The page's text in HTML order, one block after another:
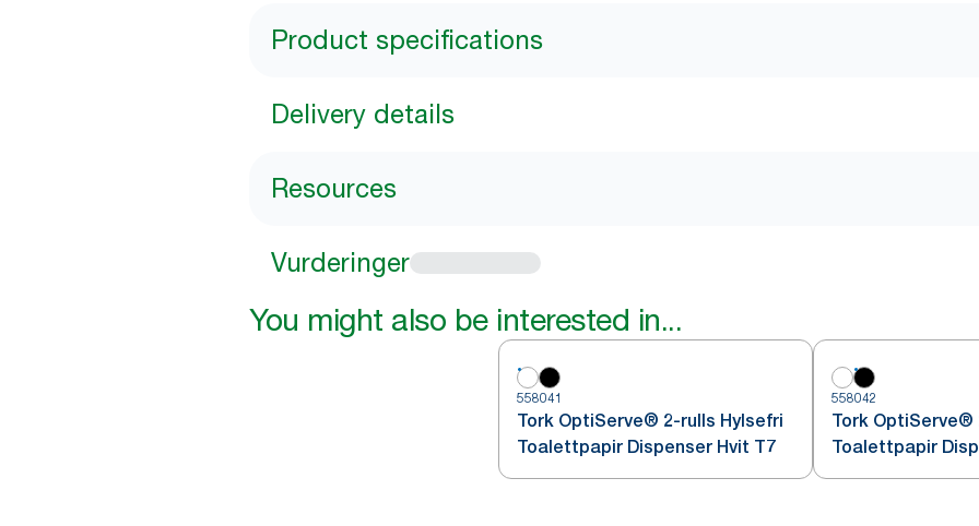
Product specifications
Delivery details
Resources
Vurderinger
You might also be interested in...
558041
Tork OptiServe® 2-rulls Hylsefri
Toalettpapir Dispenser Hvit T7
558042
Tork OptiServe®
Toalettpapir